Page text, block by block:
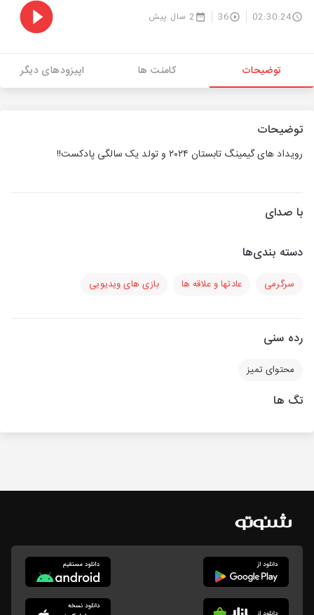
02:30:24
36 2 سال پیش
توضیحات کامنت ها اپیزودهای دیگر
توضیحات
رویداد های گیمینگ تابستان ۲۰۲۴ و تولد یک سالگی پادکست!!
با صدای
دسته بندی‌ها
سرگرمی عادتها و علاقه ها بازی های ویدیویی
رده سنی
محتوای تمیز
تگ ها